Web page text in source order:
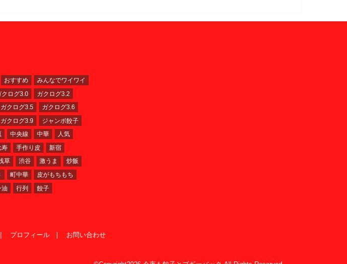
おすすめ
みんなでワイワイ
クログ3.0
ガクログ3.2
ガクログ3.5
ガクログ3.6
ガクログ3.9
ジャンボ餃子
中央線 中華
人気
寿 手作り皮
新宿
草 渋谷 激うま
炒飯
町中華
皮がもちもち
油 行列 餃子
プロフィール お問い合わせ